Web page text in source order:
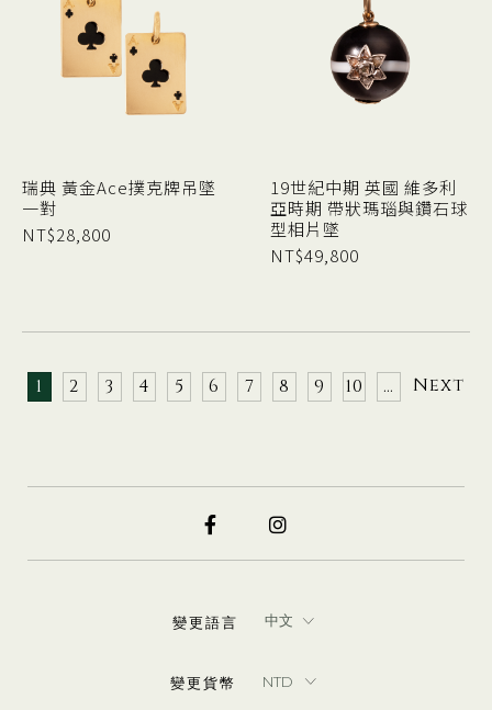
瑞典 黃金Ace撲克牌吊墜
一對
NT$28,800
19世紀中期 英國 維多利
亞時期 帶狀瑪瑙與鑽石球
型相片墜
NT$49,800
1 2 3 4 5 6 7 8 9 10 … Next
變更語言
變更貨幣